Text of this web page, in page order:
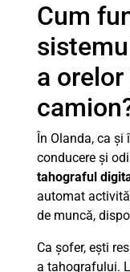
Cum
a
În Olanda, ca și
conducere și
tahograful
automat
de muncă,
Ca șofer, ești
a tahografului.